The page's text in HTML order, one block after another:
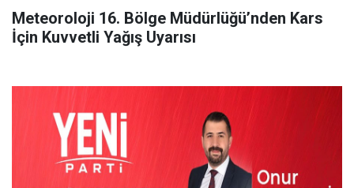
Meteoroloji 16. Bölge Müdürlüğü’nden Kars
İçin Kuvvetli Yağış Uyarısı